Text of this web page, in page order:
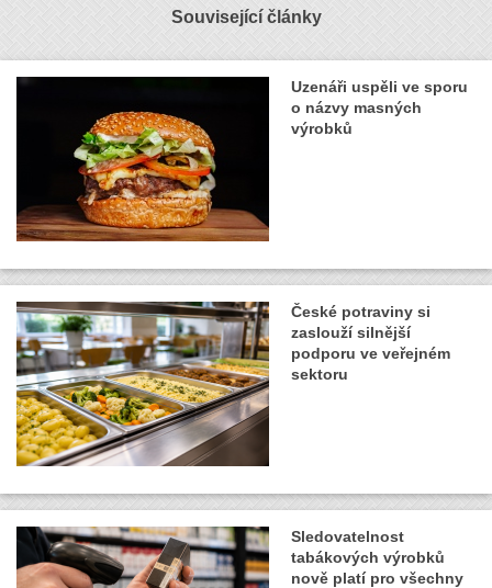
Související články
Uzenáři uspěli ve sporu
o názvy masných
výrobků
České potraviny si
zaslouží silnější
podporu ve veřejném
sektoru
Sledovatelnost
tabákových výrobků
nově platí pro všechny